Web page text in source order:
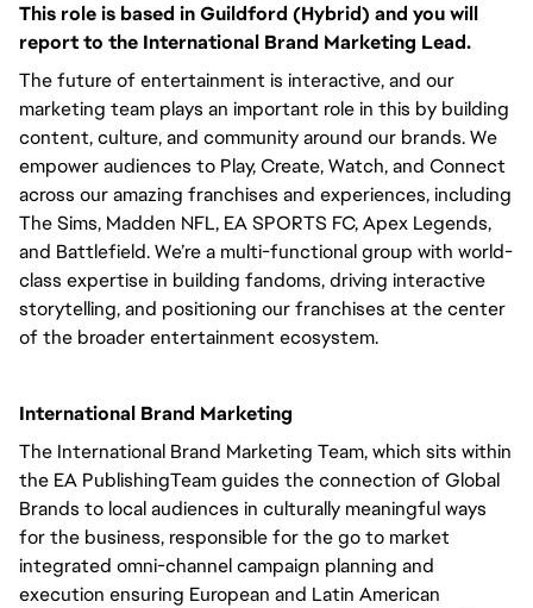
This role is based in Guildford (Hybrid) and you will
report to the International Brand Marketing Lead.
The future of entertainment is interactive, and our
marketing team plays an important role in this by building
content, culture, and community around our brands. We
empower audiences to Play, Create, Watch, and Connect
across our amazing franchises and experiences, including
The Sims, Madden NFL, EA SPORTS FC, Apex Legends,
and Battlefield. We’re a multi-functional group with world-
class expertise in building fandoms, driving interactive
storytelling, and positioning our franchises at the center
of the broader entertainment ecosystem.
International Brand Marketing
The International Brand Marketing Team, which sits within
the EA PublishingTeam guides the connection of Global
Brands to local audiences in culturally meaningful ways
for the business, responsible for the go to market
integrated omni-channel campaign planning and
execution ensuring European and Latin American